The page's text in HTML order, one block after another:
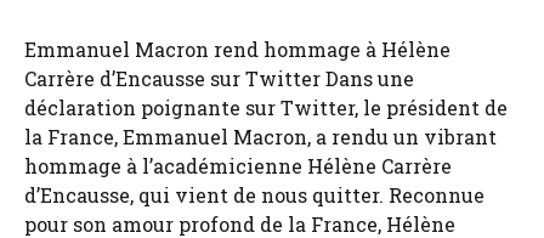
Emmanuel Macron rend hommage à Hélène
Carrère d’Encausse sur Twitter Dans une
déclaration poignante sur Twitter, le président de
la France, Emmanuel Macron, a rendu un vibrant
hommage à l’académicienne Hélène Carrère
d’Encausse, qui vient de nous quitter. Reconnue
pour son amour profond de la France, Hélène